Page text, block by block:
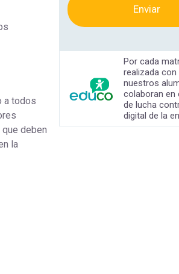
a todos
deben
la
Enviar
Por cada
realizada con
nuestros
colaboran en
de lucha
digital de la